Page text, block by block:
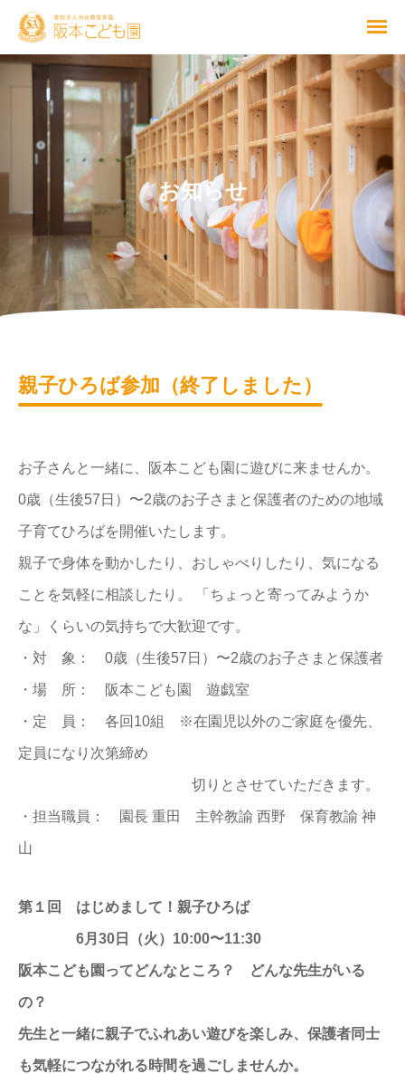
お知らせ
親子ひろば参加（終了しました）
お子さんと一緒に、阪本こども園に遊びに来ませんか。
0歳（生後57日）〜2歳のお子さまと保護者のための地域
子育てひろばを開催いたします。
親子で身体を動かしたり、おしゃべりしたり、気になる
ことを気軽に相談したり。 「ちょっと寄ってみようか
な」くらいの気持ちで大歓迎です。
・対 象： 0歳（生後57日）〜2歳のお子さまと保護者
・場 所： 阪本こども園 遊戯室
・定 員： 各回10組 ※在園児以外のご家庭を優先、
定員になり次第締め
切りとさせていただきます。
・担当職員： 園長 重田 主幹教諭 西野 保育教諭 神
山
第１回 はじめまして！親子ひろば
6月30日（火）10:00〜11:30
阪本こども園ってどんなところ？ どんな先生がいる
の？
先生と一緒に親子でふれあい遊びを楽しみ、保護者同士
も気軽につながれる時間を過ごしませんか。